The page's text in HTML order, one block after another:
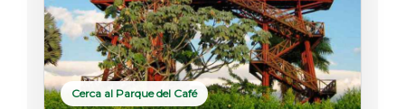
Cerca al Parque del Café